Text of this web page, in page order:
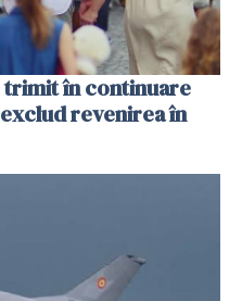
trimit în continuare
revenirea în